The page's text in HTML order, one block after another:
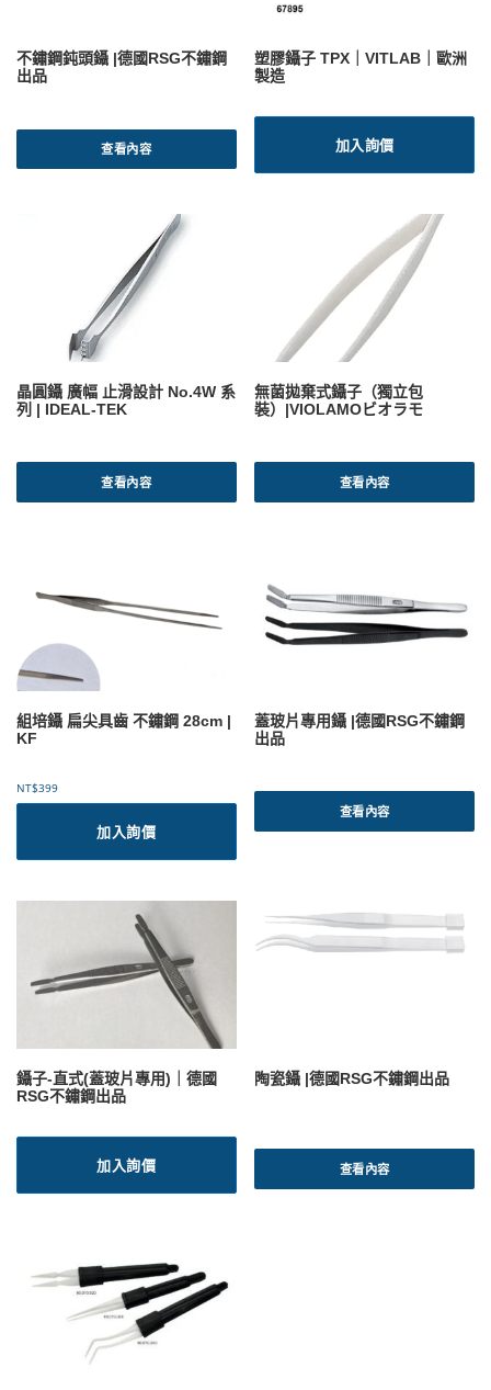
不鏽鋼鈍頭鑷 |德國RSG不鏽鋼
出品
查看內容
塑膠鑷子 TPX｜VITLAB｜歐洲
製造
加入詢價
晶圓鑷 廣幅 止滑設計 No.4W 系
列 | IDEAL-TEK
查看內容
無菌拋棄式鑷子（獨立包
裝）|VIOLAMOビオラモ
查看內容
組培鑷 扁尖具齒 不鏽鋼 28cm |
KF
NT$399
加入詢價
蓋玻片專用鑷 |德國RSG不鏽鋼
出品
查看內容
鑷子-直式(蓋玻片專用)｜德國
RSG不鏽鋼出品
加入詢價
陶瓷鑷 |德國RSG不鏽鋼出品
查看內容